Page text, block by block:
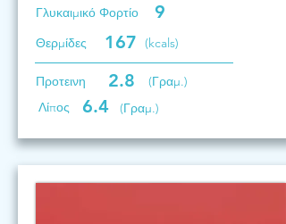
Γλυκαιμικό Φορτίο 9
Θερμίδες 167 (kcals)
Προτεινη 2.8
(Γραμ.)
Λίπος
6.4 (Γραμ.)